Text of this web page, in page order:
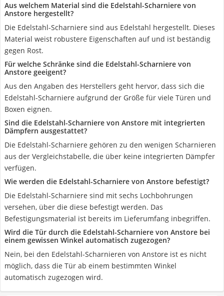
Aus welchem Material sind die Edelstahl-Scharniere von
Anstore hergestellt?
Die Edelstahl-Scharniere sind aus Edelstahl hergestellt. Dieses
Material weist robustere Eigenschaften auf und ist beständig
gegen Rost.
Für welche Schränke sind die Edelstahl-Scharniere von
Anstore geeigent?
Aus den Angaben des Herstellers geht hervor, dass sich die
Edelstahl-Scharniere aufgrund der Größe für viele Türen und
Boxen eignen.
Sind die Edelstahl-Scharniere von Anstore mit integrierten
Dämpfern ausgestattet?
Die Edelstahl-Scharniere gehören zu den wenigen Scharnieren
aus der Vergleichstabelle, die über keine integrierten Dämpfer
verfügen.
Wie werden die Edelstahl-Scharniere von Anstore befestigt?
Die Edelstahl-Scharniere sind mit sechs Lochbohrungen
versehen, über die diese befestigt werden. Das
Befestigungsmaterial ist bereits im Lieferumfang inbegriffen.
Wird die Tür durch die Edelstahl-Scharniere von Anstore bei
einem gewissen Winkel automatisch zugezogen?
Nein, bei den Edelstahl-Scharnieren von Anstore ist es nicht
möglich, dass die Tür ab einem bestimmten Winkel
automatisch zugezogen wird.